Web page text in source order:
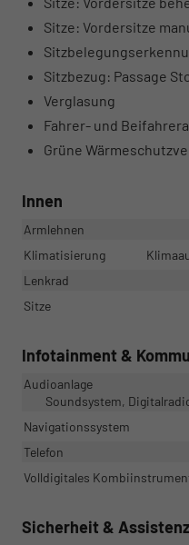
Sitze: Vordersitze
Sitzbezug: Passage
Verglasung
Fahrer- und
Grüne
Innen
Armlehnen
Klimatisierung
Lenkrad
Sitze
Infotainment &
Audioanlage
Soundsystem,
Navigationssystem
Telefon
Volldigitales
Sicherheit & Assistenz